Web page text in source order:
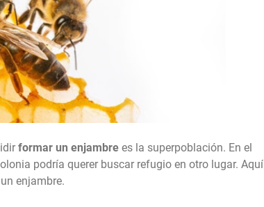
formar un enjambre es la superpoblación. En el
podría querer buscar refugio en otro lugar. Aquí
enjambre.